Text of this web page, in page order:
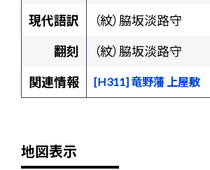
現代語訳
（紋）脇坂淡路守
翻刻
（紋）脇坂淡路守
関連情報
[H311] 竜野藩 上屋敷
地図表示